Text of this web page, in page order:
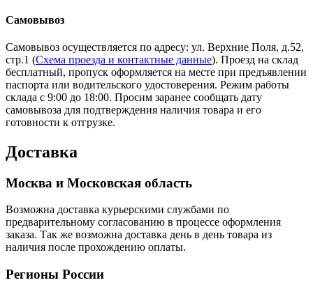
Самовывоз
Самовывоз осуществляется по адресу: ул. Верхние Поля, д.52,
стр.1 (Схема проезда и контактные данные). Проезд на склад
бесплатный, пропуск оформляется на месте при предъявлении
паспорта или водительского удостоверения. Режим работы
склада с 9:00 до 18:00. Просим заранее сообщать дату
самовывоза для подтверждения наличия товара и его
готовности к отгрузке.
Доставка
Москва и Московская область
Возможна доставка курьерскими службами по
предварительному согласованию в процессе оформления
заказа. Так же возможна доставка день в день товара из
наличия после прохождению оплаты.
Регионы России